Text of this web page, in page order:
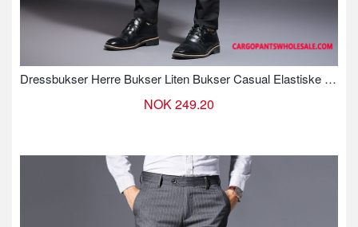
Dressbukser Herre Bukser Liten Bukser Casual Elastiske Nye
NOK 249.20